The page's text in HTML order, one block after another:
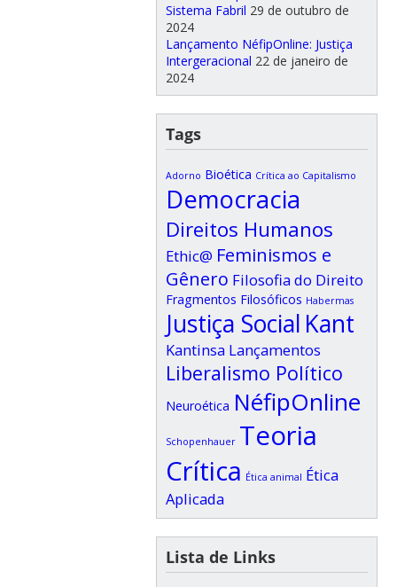
Sistema Fabril 29 de outubro de
2024
Lançamento NéfipOnline: Justiça
Intergeracional 22 de janeiro de
2024
Tags
Adorno Bioética Crítica ao Capitalismo
Democracia
Direitos Humanos
Ethic@ Feminismos e
Gênero Filosofia do Direito
Fragmentos Filosóficos Habermas
Justiça Social Kant
Kantinsa Lançamentos
Liberalismo Político
Neuroética NéfipOnline
Schopenhauer Teoria
Crítica Ética animal Ética
Aplicada
Lista de Links